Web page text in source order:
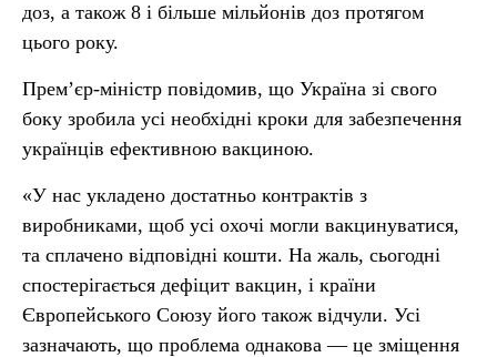
доз, а також 8 і більше мільйонів доз протягом
цього року.
Прем’єр-міністр повідомив, що Україна зі свого
боку зробила усі необхідні кроки для забезпечення
українців ефективною вакциною.
«У нас укладено достатньо контрактів з
виробниками, щоб усі охочі могли вакцинуватися,
та сплачено відповідні кошти. На жаль, сьогодні
спостерігається дефіцит вакцин, і країни
Європейського Союзу його також відчули. Усі
зазначають, що проблема однакова — це зміщення